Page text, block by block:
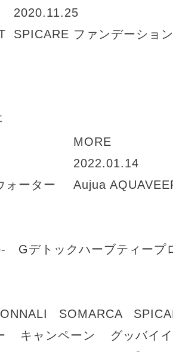
2020.11.25
SPICARE ファンデーション
ォーター
MORE
2022.01.14
Aujua
Gデトックハーブティープ
SOMARCA
キャンペーン
グッバイ